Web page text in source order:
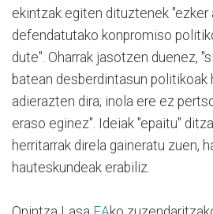
ekintzak egiten dituztenek "ezker
defendatutako konpromiso
dute". Oharrak jasotzen duenez,
batean desberdintasun politikoak
adierazten dira; inola ere ez
eraso eginez". Ideiak "epaitu"
herritarrak direla gaineratu zuen,
hauteskundeak erabiliz.